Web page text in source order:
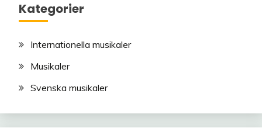
Kategorier
Internationella musikaler
Musikaler
Svenska musikaler